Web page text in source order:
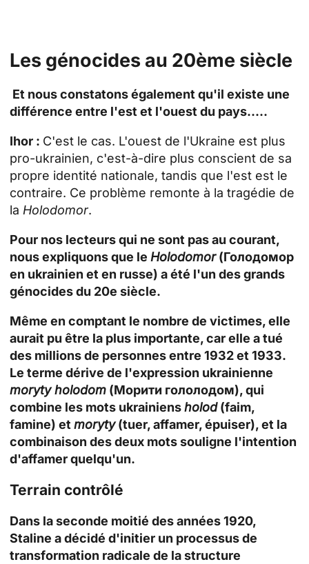
Les génocides au 20ème siècle
Et nous constatons également qu'il existe une
différence entre l'est et l'ouest du pays.....
Ihor : C'est le cas. L'ouest de l'Ukraine est plus
pro-ukrainien, c'est-à-dire plus conscient de sa
propre identité nationale, tandis que l'est est le
contraire. Ce problème remonte à la tragédie de
la Holodomor.
Pour nos lecteurs qui ne sont pas au courant,
nous expliquons que le Holodomor(Голодомор
en ukrainien et en russe) a été l'un des grands
génocides du 20e siècle.
Même en comptant le nombre de victimes, elle
aurait pu être la plus importante, car elle a tué
des millions de personnes entre 1932 et 1933.
Le terme dérive de l'expression ukrainienne
moryty holodom (Морити гололодом), qui
combine les mots ukrainiensholod(faim,
famine) et moryty(tuer, affamer, épuiser), et la
combinaison des deux mots souligne l'intention
d'affamer quelqu'un.
Terrain contrôlé
Dans la seconde moitié des années 1920,
Staline a décidé d'initier un processus de
transformation radicale de la structure